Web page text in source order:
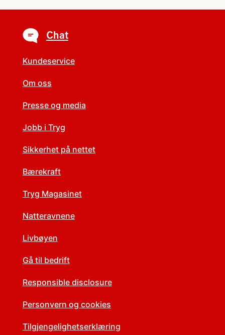
Chat
Kundeservice
Om oss
Presse og media
Jobb i Tryg
Sikkerhet på nettet
Bærekraft
Tryg Magasinet
Natteravnene
Livbøyen
Gå til bedrift
Responsible disclosure
Personvern og cookies
Tilgjengelighetserklæring